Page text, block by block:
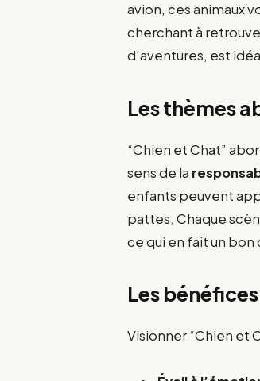
avion, ces animaux
cherchant à
d’aventures, est
Les thèmes
“Chien et Chat”
sens de la
enfants peuvent
pattes. Chaque
ce qui en fait un bon
Les
Visionner “Chien et